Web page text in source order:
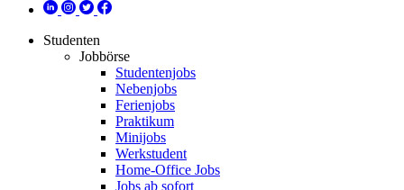
Studenten
Jobbörse
Studentenjobs
Nebenjobs
Ferienjobs
Praktikum
Minijobs
Werkstudent
Home-Office Jobs
Jobs ab sofort